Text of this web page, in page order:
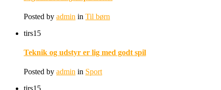
Posted by admin in Til børn
tirs15
Teknik og udstyr er lig med godt spil
Posted by admin in Sport